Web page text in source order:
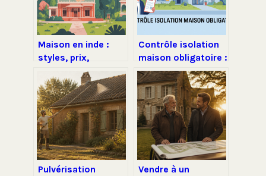
Maison en inde :
styles, prix,
construction et
conseils pour
réussir votre projet
Contrôle isolation
maison obligatoire :
ce que vous devez
vraiment savoir
Pulvérisation
Vendre à un